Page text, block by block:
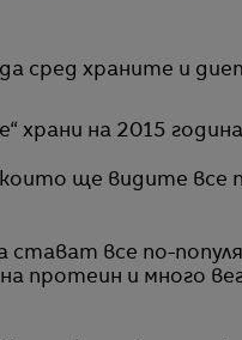
сред храните и
храни на 2015
които ще видите
все по-
протеин и много